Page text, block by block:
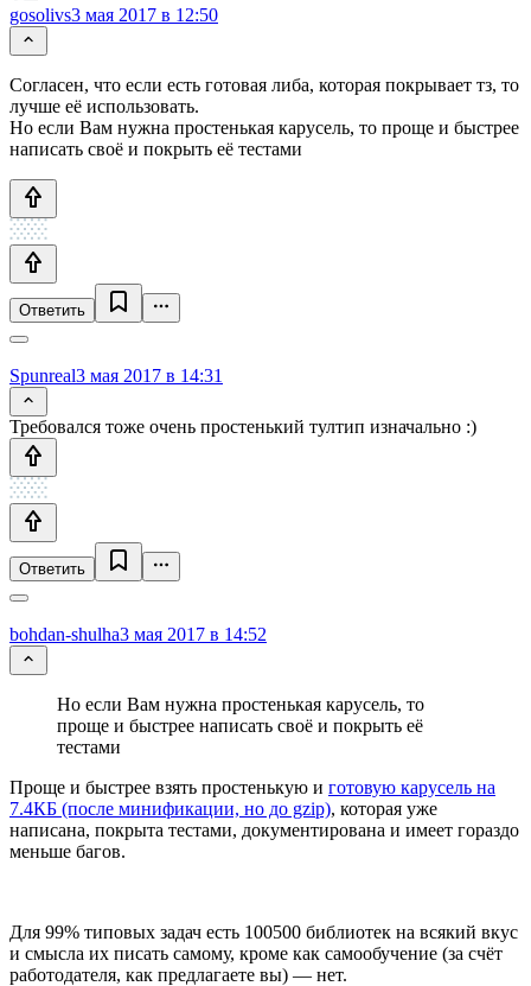
gosolivs3 мая 2017 в 12:50
Согласен, что если есть готовая либа, которая покрывает тз, то
лучше её использовать.
Но если Вам нужна простенькая карусель, то проще и быстрее
написать своё и покрыть её тестами
Ответить
Spunreal3 мая 2017 в 14:31
Требовался тоже очень простенький тултип изначально :)
Ответить
bohdan-shulha3 мая 2017 в 14:52
Но если Вам нужна простенькая карусель, то
проще и быстрее написать своё и покрыть её
тестами
Проще и быстрее взять простенькую и готовую карусель на
7.4КБ (после минификации, но до gzip), которая уже
написана, покрыта тестами, документирована и имеет гораздо
меньше багов.
Для 99% типовых задач есть 100500 библиотек на всякий вкус
и смысла их писать самому, кроме как самообучение (за счёт
работодателя, как предлагаете вы) — нет.